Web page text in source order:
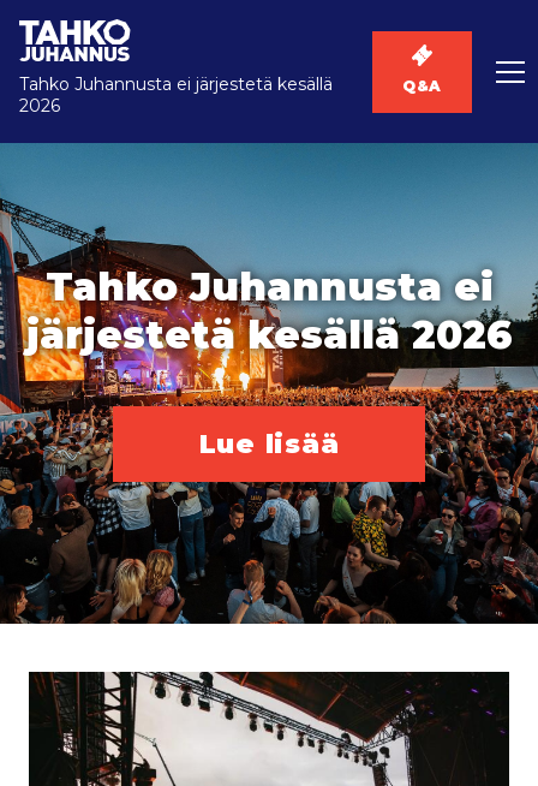
Tahko Juhannusta ei järjestetä kesällä
2026
Q&A
Tahko Juhannusta ei
järjestetä kesällä 2026
Lue lisää